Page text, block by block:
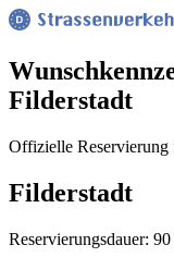
Filderstadt
Offizielle
Filderstadt
Reservierungsdauer: 90